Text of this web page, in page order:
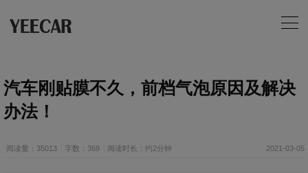
汽车刚贴膜不久，前档气泡原因及解决
办法！
阅读量：35013 字数：369 阅读时长：约2分钟 2021-03-05